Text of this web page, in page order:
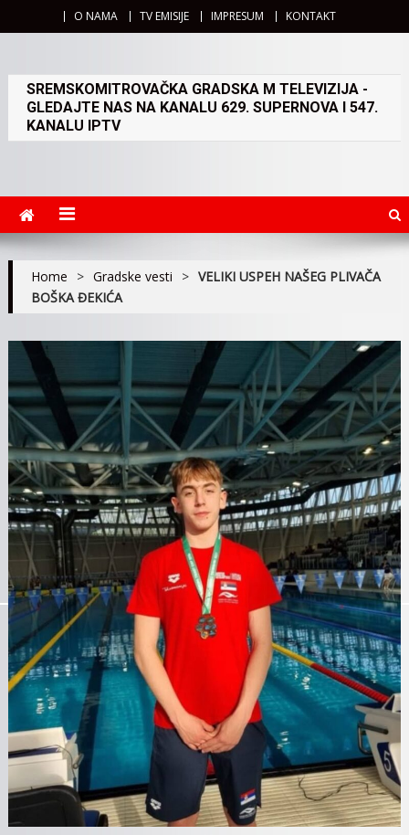
O NAMA TV EMISIJE IMPRESUM KONTAKT
SREMSKOMITROVAČKA GRADSKA M TELEVIZIJA -
GLEDAJTE NAS NA KANALU 629. SUPERNOVA I 547.
KANALU IPTV
Home > Gradske vesti > VELIKI USPEH NAŠEG PLIVAČA
BOŠKA ĐEKIĆA